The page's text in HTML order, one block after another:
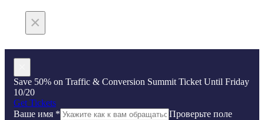
×
Save 50% on Traffic & Conversion Summit Ticket Until Friday
10/20
Get Tickets
Ваше имя *
Проверьте поле